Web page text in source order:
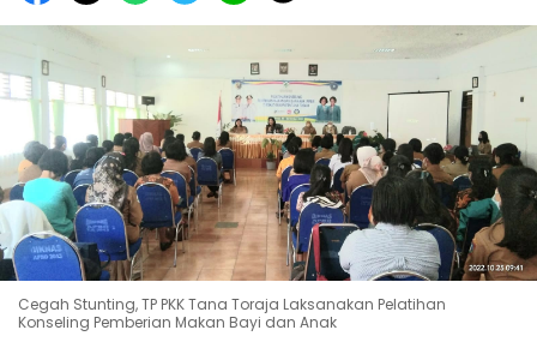
Cegah Stunting, TP PKK Tana Toraja Laksanakan Pelatihan
Konseling Pemberian Makan Bayi dan Anak